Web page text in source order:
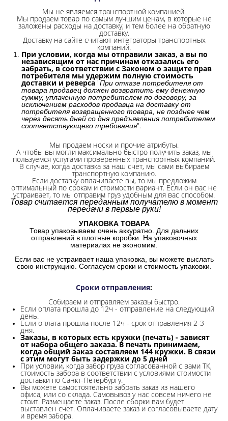
Мы не являемся транспортной компанией.
Мы продаем товар по самым лучшим ценам, в которые не
заложены расходы на доставку, и тем более на обратную
доставку.
Доставку на сайте считают интеграторы транспортных
компаний.
При условии, когда мы отправили заказ, а вы по
независящим от нас причинам отказались его
забрать, в соответствии с Законом о защите прав
потребителя мы удержим полную стоимость
доставки и реверса "При отказе потребителя от
товара продавец должен возвратить ему денежную
сумму, уплаченную потребителем по договору, за
исключением расходов продавца на доставку от
потребителя возвращенного товара, не позднее чем
через десять дней со дня предъявления потребителем
соответствующего требования".
Мы продаем носки и прочие атрибуты.
А чтобы вы могли максимально быстро получить заказ, мы
пользуемся услугами проверенных транспортных компаний.
В случае, когда доставка за наш счет, мы сами выбираем
транспортную компанию.
Если доставку оплачиваете вы, то мы предложим
оптимальный по срокам и стоимости вариант. Если он вас не
устраивает, то мы отправим груз удобным для вас способом.
Товар считается переданным получателю в момент
передачи в первые руки!
УПАКОВКА ТОВАРА
Товар упаковываем очень аккуратно. Для дальних
отправлений в плотные коробки. На упаковочных
материалах не экономим.
Если вас не устраивает наша упаковка, вы можете выслать
свою инструкцию. Согласуем сроки и стоимость упаковки.
Сроки отправления:
Собираем и отправляем заказы быстро.
Если оплата прошла до 12ч - отправление на следующий
день.
Если оплата прошла после 12ч - срок отправления 2-3
дня.
Заказы, в которых есть кружки (печать) - зависят
от набора общего заказа. В печать принимаем,
когда общий заказ составляем 144 кружки. В связи
с этим могут быть задержки до 5 дней
При условии, когда забор груза согласованной с вами ТК,
стоимость забора в соответствии с условиями стоимости
доставки по Санкт-Петербургу.
Вы можете самостоятельно забрать заказ из нашего
офиса, или со склада. Самовывоз у нас совсем ничего не
стоит. Размещаете заказ. После сборки вам будет
выставлен счет. Оплачиваете заказ и согласовываете дату
и время забора.